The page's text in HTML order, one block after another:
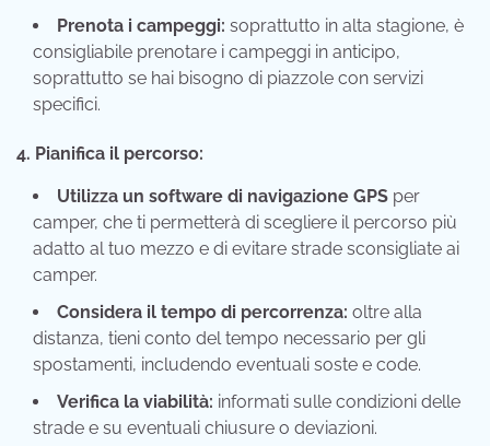
Prenota i campeggi: soprattutto in alta stagione, è
consigliabile prenotare i campeggi in anticipo,
soprattutto se hai bisogno di piazzole con servizi
specifici.
4. Pianifica il percorso:
Utilizza un software di navigazione GPS per
camper, che ti permetterà di scegliere il percorso più
adatto al tuo mezzo e di evitare strade sconsigliate ai
camper.
Considera il tempo di percorrenza: oltre alla
distanza, tieni conto del tempo necessario per gli
spostamenti, includendo eventuali soste e code.
Verifica la viabilità: informati sulle condizioni delle
strade e su eventuali chiusure o deviazioni.